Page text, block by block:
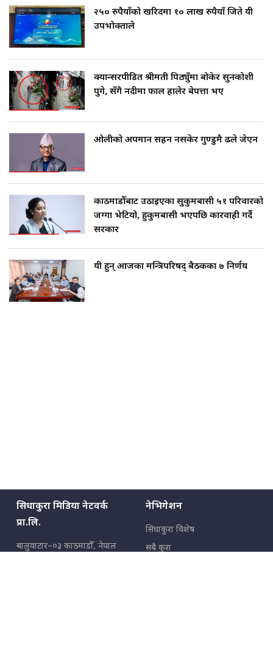
२५० रुपैयाँको खरिदमा १० लाख रुपैयाँ जिते यी
उपभोक्ताले
क्यान्सरपीडित श्रीमती पिठ्युँमा बोकेर सुनकोशी
पुगे, सँगै नदीमा फाल हालेर बेपत्ता भए
ओलीको अपमान सहन नसकेर गुण्डुमै ढले जेएन
काठमाडौँबाट उठाइएका सुकुमबासी ५१ परिवारको
जग्गा भेटियो, हुकुमबासी भएपछि कारवाही गर्दै
सरकार
यी हुन् आजका मन्त्रिपरिषद् बैठकका ७ निर्णय
सिधाकुरा मिडिया नेटवर्क
प्रा.लि.
बालुवाटार–०३ काठमाडौँ, नेपाल
नेभिगेशन
सिधाकुरा विशेष
सबै कुरा